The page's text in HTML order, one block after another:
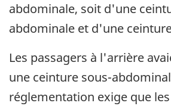
abdominale, soit d'une
abdominale et d'une
Les passagers à l'arrière
une ceinture sous-
réglementation exige que